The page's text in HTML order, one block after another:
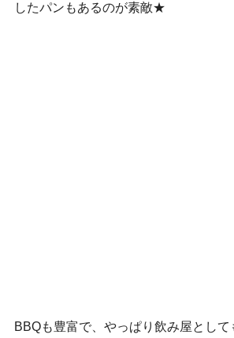
したパンもあるのが素敵★
BBQも豊富で、やっぱり飲み屋として